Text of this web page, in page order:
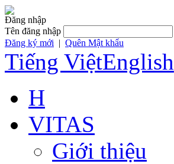
Đăng nhập
Tên đăng nhập
Đăng ký mới | Quên Mật khẩu
Tiếng ViệtEnglish
H
VITAS
Giới thiệu